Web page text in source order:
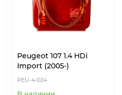
Peugeot 107 1.4 HDi
Import (2005-)
PEU-4-024
В наличии